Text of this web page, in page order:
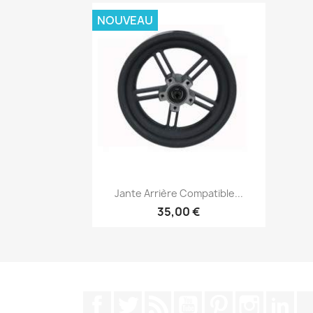
Aperçu rapide
Jante Arrière Compatible...
35,00 €
NOUVEAU